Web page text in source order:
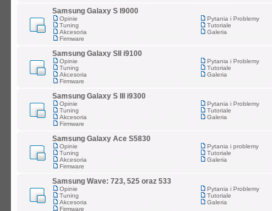
Samsung Galaxy S I9000
Opinie
Pytania i Problemy
Tuning
Tutoriale
Akcesoria
Galeria
Firmware
Samsung Galaxy SII i9100
Opinie
Pytania i Problemy
Tuning
Tutoriale
Akcesoria
Galeria
Firmware
Samsung Galaxy S III i9300
Opinie
Pytania i Problemy
Tuning
Tutoriale
Akcesoria
Galeria
Firmware
Samsung Galaxy Ace S5830
Opinie
Pytania i problemy
Tuning
Tutoriale
Akcesoria
Galeria
Firmware
Samsung Wave: 723, 525 oraz 533
Opinie
Pytania i Problemy
Tuning
Tutoriale
Akcesoria
Galeria
Firmware